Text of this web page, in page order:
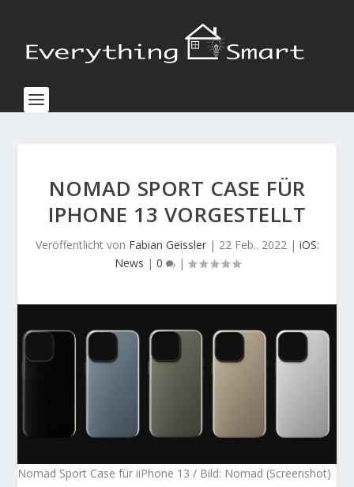
NOMAD SPORT CASE FÜR
IPHONE 13 VORGESTELLT
Veröffentlicht von Fabian Geissler| 22 Feb.. 2022| iOS:
News | 0 |
Nomad Sport Case für iiPhone 13 / Bild: Nomad (Screenshot)